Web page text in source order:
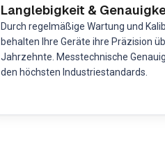
Langlebigkeit &
Durch regelmäßige Wartung und
behalten Ihre Geräte ihre Präzision
Jahrzehnte. Messtechnische
den höchsten Industriestandards.